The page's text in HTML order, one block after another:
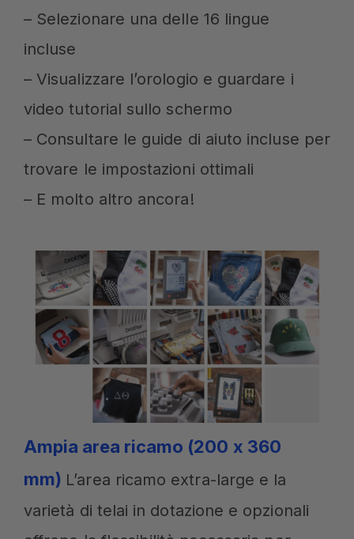
– Selezionare una delle 16 lingue
incluse
– Visualizzare l’orologio e guardare i
video tutorial sullo schermo
– Consultare le guide di aiuto incluse per
trovare le impostazioni ottimali
– E molto altro ancora!
Ampia area ricamo (200 x 360
mm) L’area ricamo extra-large e la
varietà di telai in dotazione e opzionali